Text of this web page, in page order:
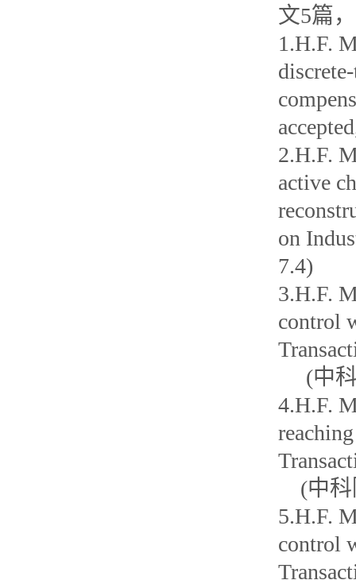
文5篇
1.H.F.
2.H.F.
active
on
7.4)
3.H.F.
control
(中科
4.H.F.
(中科
5.H.F.
control